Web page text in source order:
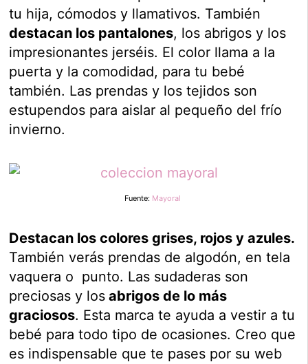
tu hija, cómodos y llamativos. También
destacan los pantalones, los abrigos y los
impresionantes jerséis. El color llama a la
puerta y la comodidad, para tu bebé
también. Las prendas y los tejidos son
estupendos para aislar al pequeño del frío
invierno.
Fuente: Mayoral
Destacan los colores grises, rojos y azules.
También verás prendas de algodón, en tela
vaquera o punto. Las sudaderas son
preciosas y los abrigos de lo más
graciosos. Esta marca te ayuda a vestir a tu
bebé para todo tipo de ocasiones. Creo que
es indispensable que te pases por su web